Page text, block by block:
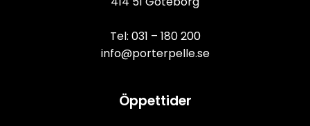
Tel: 031 – 180 200
info@porterpelle.se
Öppettider